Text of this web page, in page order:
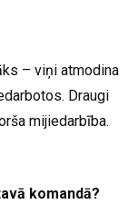
– viņi atmodina
Draugi
mijiedarbība.
komandā?